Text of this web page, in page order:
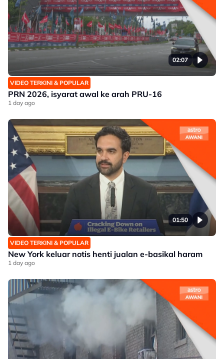
02:07
VIDEO TERKINI & POPULAR
PRN 2026, isyarat awal ke arah PRU-16
1 day ago
01:50
VIDEO TERKINI & POPULAR
New York keluar notis henti jualan e-basikal haram
1 day ago